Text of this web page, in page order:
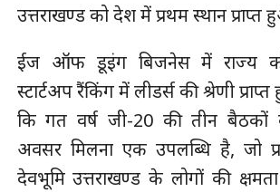
उत्तराखण्ड को देश में प्रथम स्थान प्राप्त
ईज ऑफ डूइंग बिजनेस में राज्य को
स्टार्टअप रैंकिंग में लीडर्स की श्रेणी
कि गत वर्ष जी-20 की तीन
अवसर मिलना एक उपलब्धि है, जो
देवभूमि उत्तराखण्ड के लोगों की